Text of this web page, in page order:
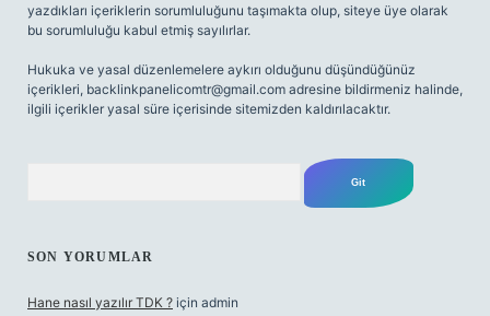
yazdıkları içeriklerin sorumluluğunu taşımakta olup, siteye üye olarak
bu sorumluluğu kabul etmiş sayılırlar.
Hukuka ve yasal düzenlemelere aykırı olduğunu düşündüğünüz
içerikleri, backlinkpanelicomtr@gmail.com adresine bildirmeniz halinde,
ilgili içerikler yasal süre içerisinde sitemizden kaldırılacaktır.
SON YORUMLAR
Hane nasıl yazılır TDK ? için admin